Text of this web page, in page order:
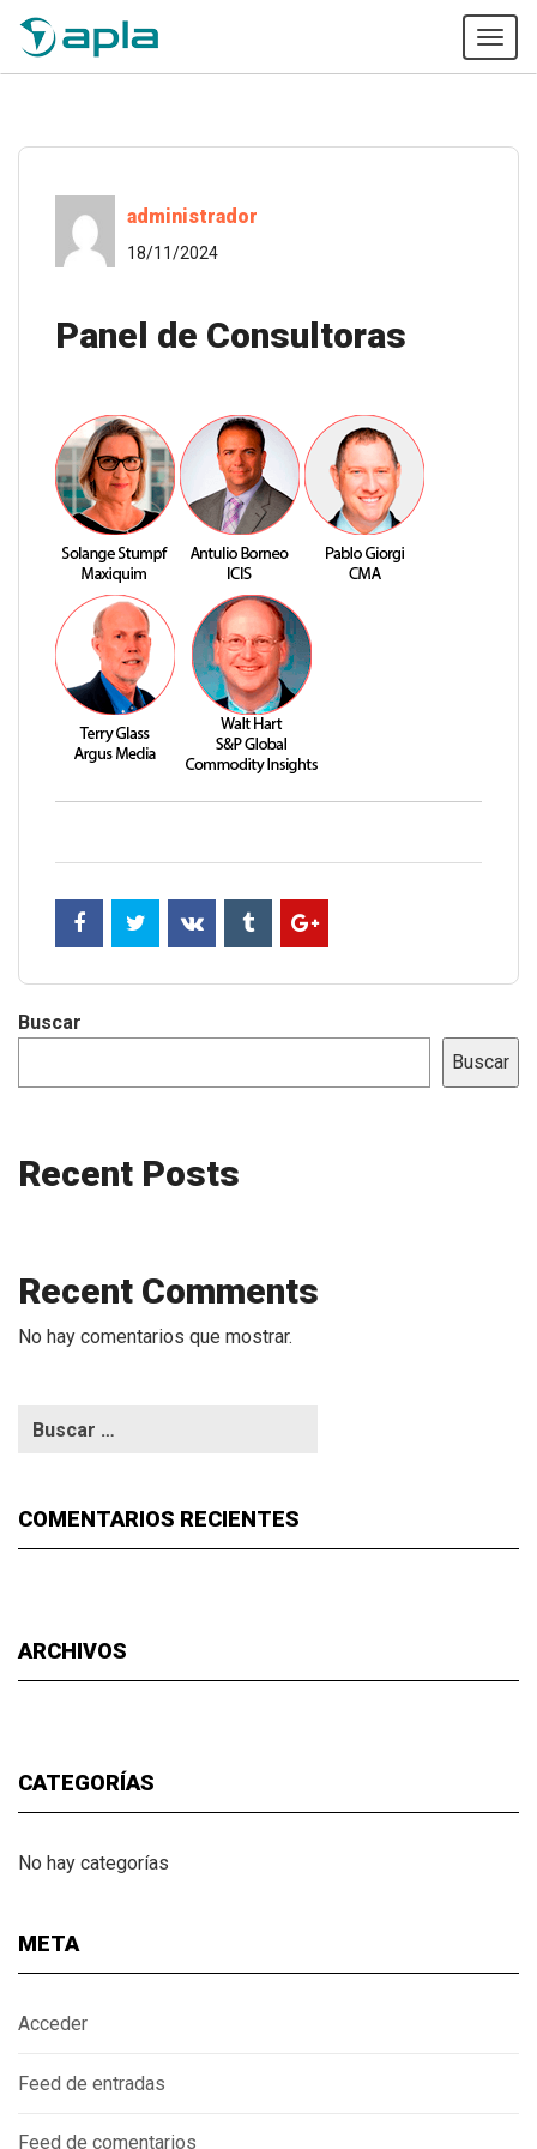
administrador
18/11/2024
Panel de Consultoras
Buscar
Buscar
Recent Posts
Recent Comments
No hay comentarios que mostrar.
COMENTARIOS RECIENTES
ARCHIVOS
CATEGORÍAS
No hay categorías
META
Acceder
Feed de entradas
Feed de comentarios